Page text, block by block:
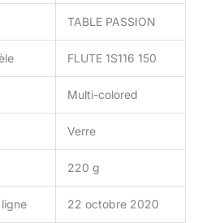
TABLE PASSION
FLUTE 1S116 150
Multi-colored
Verre
220 g
22 octobre 2020